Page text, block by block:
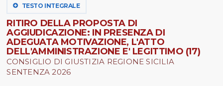
TESTO INTEGRALE
RITIRO DELLA PROPOSTA DI
AGGIUDICAZIONE: IN PRESENZA DI
ADEGUATA MOTIVAZIONE, L'ATTO
DELL'AMMINISTRAZIONE E' LEGITTIMO (17)
CONSIGLIO DI GIUSTIZIA REGIONE SICILIA
SENTENZA 2026